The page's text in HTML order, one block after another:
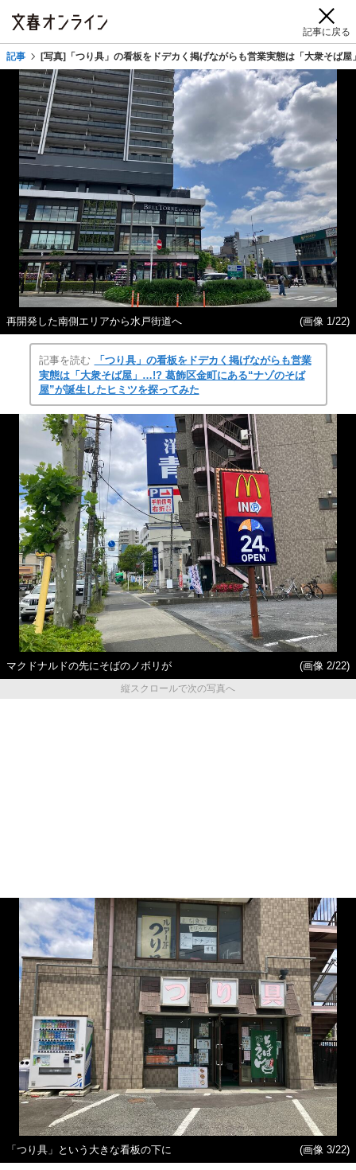
記事に戻る
記事 [写真]「つり具」の看板をドデカく掲げながらも営業実態は「大衆そば
再開発した南側エリアから水戸街道へ (画像 1/22)
記事を読む
「つり具」の看板をドデカく掲げながらも営業
実態は「大衆そば屋」…!? 葛飾区金町にある“ナゾのそば
屋”が誕生したヒミツを探ってみた
マクドナルドの先にそばのノボリが
(画像 2/22)
縦スクロールで次の写真へ
「つり具」という大きな看板の下に (画像 3/22)